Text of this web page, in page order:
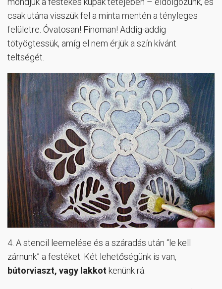
csak utána visszük fel a minta mentén a tényleges
felületre. Óvatosan! Finoman! Addig-addig
tötyögtessük, amíg el nem érjük a szín kívánt
teltségét.
4. A stencil leemelése és a száradás után “le kell
zárnunk” a festéket. Két lehetőségünk is van,
bútorviaszt, vagy lakkot kenünk rá.